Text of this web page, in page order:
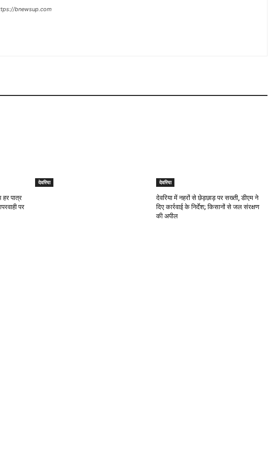
bnewsup.com
हर पात्र
पर
देवरिया देवरिया
देवरिया में नहरों से छेड़छाड़ पर सख्ती, डीएम ने
दिए कार्रवाई के निर्देश; किसानों से जल संरक्षण
की अपील